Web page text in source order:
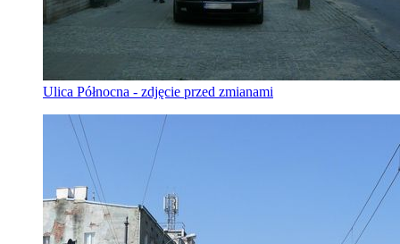
Ulica Północna - zdjęcie przed zmianami